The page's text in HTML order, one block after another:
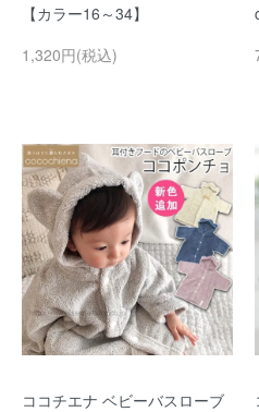
【カラー16～34】
1,320円(税込)
ココチエナ ベビーバスローブ